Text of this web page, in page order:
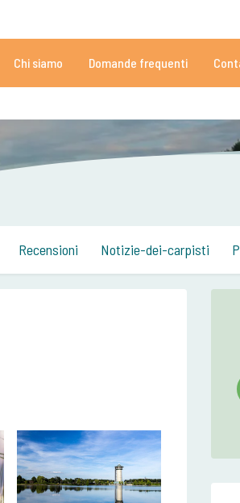
Chi siamo Domande frequenti
Recensioni Notizie-dei-carpisti